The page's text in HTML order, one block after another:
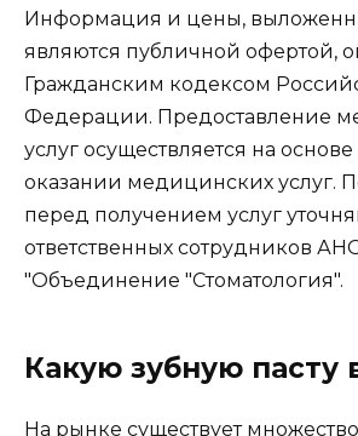
Информация и цены,
являются публичной офертой,
Гражданским кодексом
Федерации. Предоставление
услуг осуществляется на
оказании медицинских услуг.
перед получением услуг
ответственных сотрудников
"Объединение "Стоматология".
Какую зубную пасту
На рынке существует